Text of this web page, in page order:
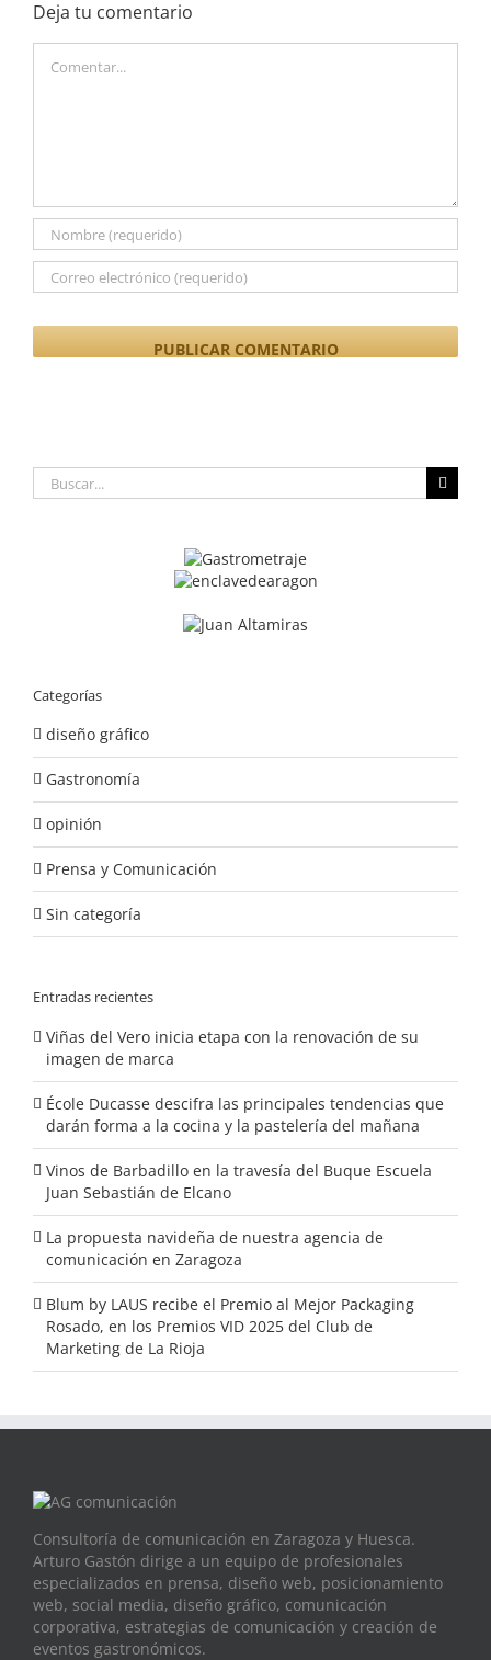
Deja tu comentario
Buscar:
Categorías
diseño gráfico
Gastronomía
opinión
Prensa y Comunicación
Sin categoría
Entradas recientes
Viñas del Vero inicia etapa con la renovación de su
imagen de marca
École Ducasse descifra las principales tendencias que
darán forma a la cocina y la pastelería del mañana
Vinos de Barbadillo en la travesía del Buque Escuela
Juan Sebastián de Elcano
La propuesta navideña de nuestra agencia de
comunicación en Zaragoza
Blum by LAUS recibe el Premio al Mejor Packaging
Rosado, en los Premios VID 2025 del Club de
Marketing de La Rioja
Consultoría de comunicación en Zaragoza y Huesca.
Arturo Gastón dirige a un equipo de profesionales
especializados en prensa, diseño web, posicionamiento
web, social media, diseño gráfico, comunicación
corporativa, estrategias de comunicación y creación de
eventos gastronómicos.